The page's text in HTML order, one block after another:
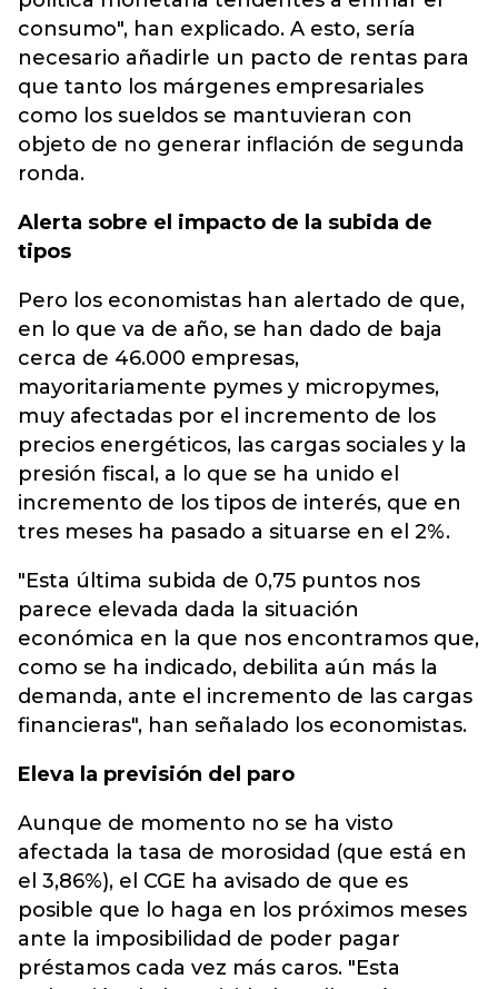
consumo", han explicado. A esto, sería
necesario añadirle un pacto de rentas para
que tanto los márgenes empresariales
como los sueldos se mantuvieran con
objeto de no generar inflación de segunda
ronda.
Alerta sobre el impacto de la subida de
tipos
Pero los economistas han alertado de que,
en lo que va de año, se han dado de baja
cerca de 46.000 empresas,
mayoritariamente pymes y micropymes,
muy afectadas por el incremento de los
precios energéticos, las cargas sociales y la
presión fiscal, a lo que se ha unido el
incremento de los tipos de interés, que en
tres meses ha pasado a situarse en el 2%.
"Esta última subida de 0,75 puntos nos
parece elevada dada la situación
económica en la que nos encontramos que,
como se ha indicado, debilita aún más la
demanda, ante el incremento de las cargas
financieras", han señalado los economistas.
Eleva la previsión del paro
Aunque de momento no se ha visto
afectada la tasa de morosidad (que está en
el 3,86%), el CGE ha avisado de que es
posible que lo haga en los próximos meses
ante la imposibilidad de poder pagar
préstamos cada vez más caros. "Esta